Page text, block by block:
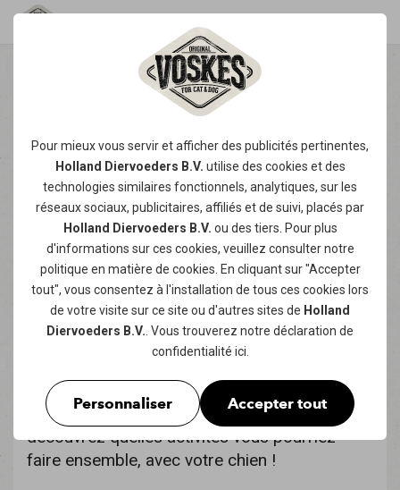
Pour mieux vous servir et afficher des publicités pertinentes,
Holland Diervoeders B.V. utilise des cookies et des
technologies similaires fonctionnels, analytiques, sur les
réseaux sociaux, publicitaires, affiliés et de suivi, placés par
Holland Diervoeders B.V. ou des tiers. Pour plus
d'informations sur ces cookies, veuillez consulter notre
politique en matière de cookies . En cliquant sur "Accepter
tout", vous consentez à l'installation de tous ces cookies lors
de votre visite sur ce site ou d'autres sites de Holland
Diervoeders B.V. . Vous trouverez notre déclaration de
confidentialité ici.
Personnaliser Accepter tout
CHOUETTES SPORTS QUE
PRATIQUER AVEC VOTRE
CHIEN !
Les chiens ont besoin de se dépenser, tout le
monde sait cela. Mais pourquoi laisseriez-
vous votre chien courir tout seul alors que
vous pouvez vous aussi y prendre plaisir ?
Faire du sport avec votre chien est non
seulement bon pour votre condition physique
formidable de renforcer le lien qui vous unit.
Donc, enfilez votre tenue de sport et
découvrez quelles activités vous pourriez
faire ensemble, avec votre chien !